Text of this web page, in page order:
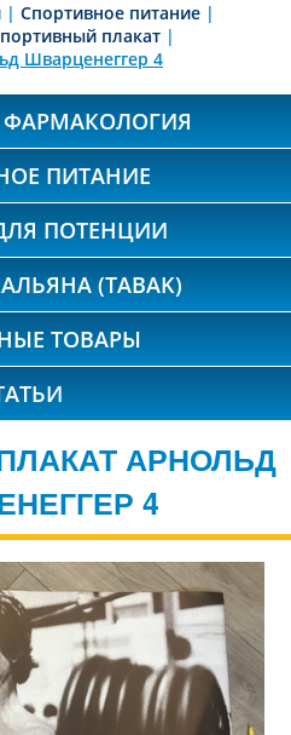
| Спортивное питание |
плакат |
Шварценеггер 4
ФАРМАКОЛОГИЯ
ПИТАНИЕ
ПОТЕНЦИИ
(TABAK)
ТОВАРЫ
АРНОЛЬД
4